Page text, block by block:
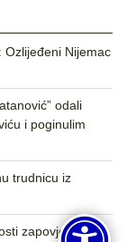
Ozlijeđeni Nijemac
odali
i poginulim
trudnicu iz
zapovjednika